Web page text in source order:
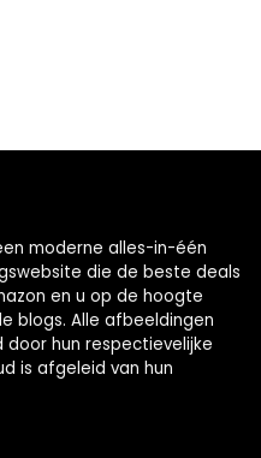
moderne alles-in-één
die de beste deals
en u op de hoogte
blogs. Alle afbeeldingen
door hun respectievelijke
is afgeleid van hun